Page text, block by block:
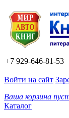
+7 929-646-81-53
Войти на сайт
Ваша корзина
Каталог